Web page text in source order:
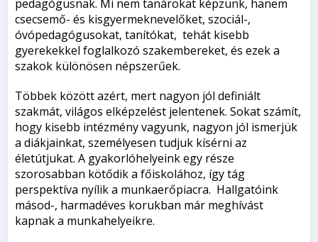
pedagógusnak. Mi nem tanárokat képzünk, hanem
csecsemő- és kisgyermeknevelőket, szociál-,
óvópedagógusokat, tanítókat, tehát kisebb
gyerekekkel foglalkozó szakembereket, és ezek a
szakok különösen népszerűek.
Többek között azért, mert nagyon jól definiált
szakmát, világos elképzelést jelentenek. Sokat számít,
hogy kisebb intézmény vagyunk, nagyon jól ismerjük
a diákjainkat, személyesen tudjuk kísérni az
életútjukat. A gyakorlóhelyeink egy része
szorosabban kötődik a főiskolához, így tág
perspektíva nyílik a munkaerőpiacra. Hallgatóink
másod-, harmadéves korukban már meghívást
kapnak a munkahelyeikre.